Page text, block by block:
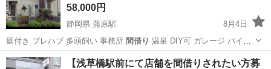
58,000円
静岡県 蒲原駅
8月4日
庭付き プレハブ 多頭飼い 事務所 間借り 温泉 DIY可 ガレージ バイク
駐…
静岡 静岡市 蒲原駅 レンタルオフィス 初期
【浅草橋駅前にて店舗を間借りされたい方募